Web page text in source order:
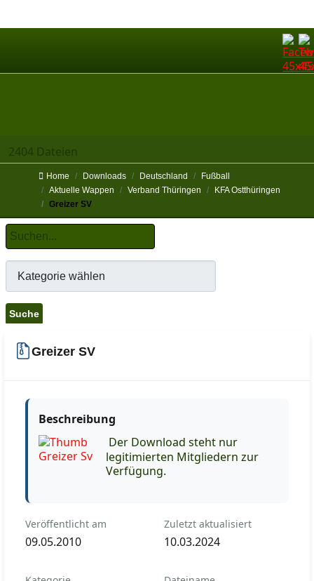
2404 Dateien
Home Downloads Deutschland
Fußball
Aktuelle Wappen
Verband Thüringen
KFA Ostthüringen
Greizer SV
Greizer SV
Beschreibung
Der Download steht nur
legitimierten Mitgliedern zur
Verfügung.
Veröffentlicht am
09.05.2010
Zuletzt aktualisiert
10.03.2024